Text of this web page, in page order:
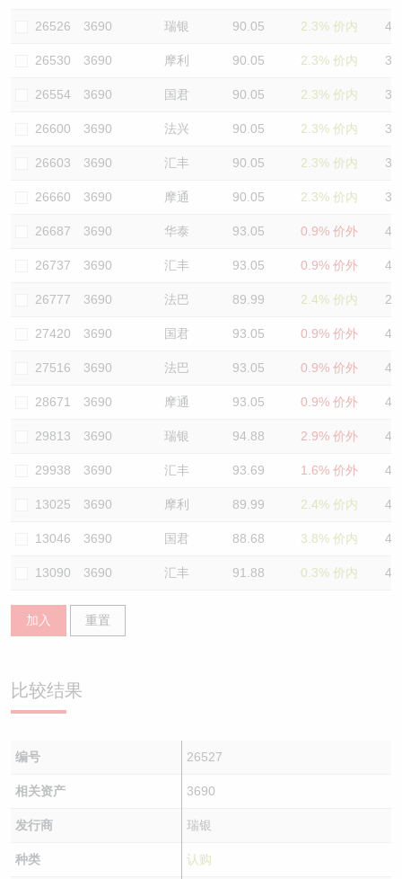
26526 3690 瑞银 90.05 2.3% 价内
26530 3690 摩利 90.05 2.3% 价内
26554 3690 国君 90.05 2.3% 价内
26600 3690 法兴 90.05 2.3% 价内
26603 3690 汇丰 90.05 2.3% 价内
26660 3690 摩通 90.05 2.3% 价内
26687 3690 华泰 93.05 0.9% 价外
26737 3690 汇丰 93.05 0.9% 价外
26777 3690 法巴 89.99 2.4% 价内
27420 3690 国君 93.05 0.9% 价外
27516 3690 法巴 93.05 0.9% 价外
28671 3690 摩通 93.05 0.9% 价外 44
29813 3690 瑞银 94.88 2.9% 价外
29938 3690 汇丰 93.69 1.6% 价外
13025 3690 摩利 89.99 2.4% 价内
13046 3690 国君 88.68 3.8% 价内
13090 3690 汇丰 91.88 0.3% 价内
加入 重置
比较结果
编号 26527
相关资产 3690
发行商 瑞银
种类 认购
牛熊证文件及公告 (瑞信)
收市竞价变化